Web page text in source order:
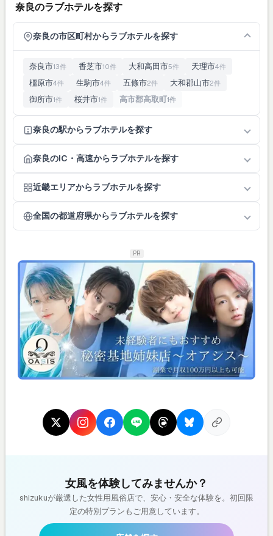
奈良のラブホテルを探す
奈良の市区町村からラブホテルを探す
奈良市13件 香芝市10件 大和高田市5件 天理市4件
橿原市4件 生駒市4件 五條市2件 大和郡山市2件
御所市1件 桜井市1件 高市郡高取町1件
奈良の駅からラブホテルを探す
奈良のIC・高速からラブホテルを探す
近畿エリアからラブホテルを探す
全国の都道府県からラブホテルを探す
PR
女風を体験してみませんか？
shizukuが厳選した女性用風俗店で、安心・安全な体験を。初回限
定の特別プランもご用意しています。